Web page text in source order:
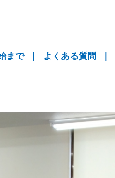
まで よくある質問